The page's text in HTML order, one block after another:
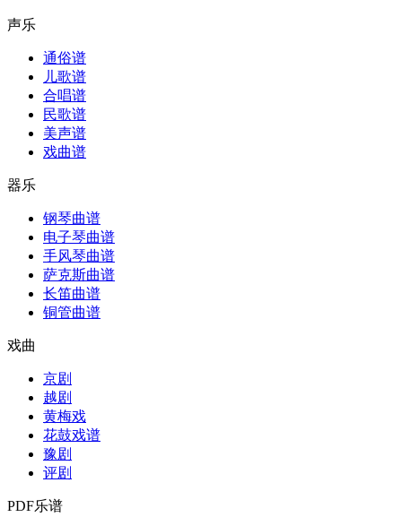
声乐
通俗谱
儿歌谱
合唱谱
民歌谱
美声谱
戏曲谱
器乐
钢琴曲谱
电子琴曲谱
手风琴曲谱
萨克斯曲谱
长笛曲谱
铜管曲谱
戏曲
京剧
越剧
黄梅戏
花鼓戏谱
豫剧
评剧
PDF乐谱